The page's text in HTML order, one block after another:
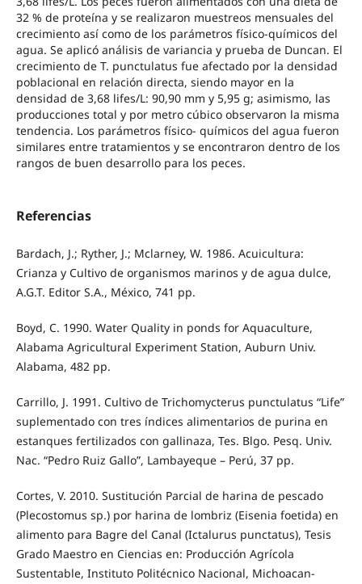
32 % de proteína y se realizaron muestreos mensuales del
crecimiento así como de los parámetros físico-químicos del
agua. Se aplicó análisis de variancia y prueba de Duncan. El
crecimiento de T. punctulatus fue afectado por la densidad
poblacional en relación directa, siendo mayor en la
densidad de 3,68 lifes/L: 90,90 mm y 5,95 g; asimismo, las
producciones total y por metro cúbico observaron la misma
tendencia. Los parámetros físico- químicos del agua fueron
similares entre tratamientos y se encontraron dentro de los
rangos de buen desarrollo para los peces.
Referencias
Bardach, J.; Ryther, J.; Mclarney, W. 1986. Acuicultura:
Crianza y Cultivo de organismos marinos y de agua dulce,
A.G.T. Editor S.A., México, 741 pp.
Boyd, C. 1990. Water Quality in ponds for Aquaculture,
Alabama Agricultural Experiment Station, Auburn Univ.
Alabama, 482 pp.
Carrillo, J. 1991. Cultivo de Trichomycterus punctulatus “Life”
suplementado con tres índices alimentarios de purina en
estanques fertilizados con gallinaza, Tes. Blgo. Pesq. Univ.
Nac. “Pedro Ruiz Gallo”, Lambayeque – Perú, 37 pp.
Cortes, V. 2010. Sustitución Parcial de harina de pescado
(Plecostomus sp.) por harina de lombriz (Eisenia foetida) en
alimento para Bagre del Canal (Ictalurus punctatus), Tesis
Grado Maestro en Ciencias en: Producción Agrícola
Sustentable, Instituto Politécnico Nacional, Michoacan-